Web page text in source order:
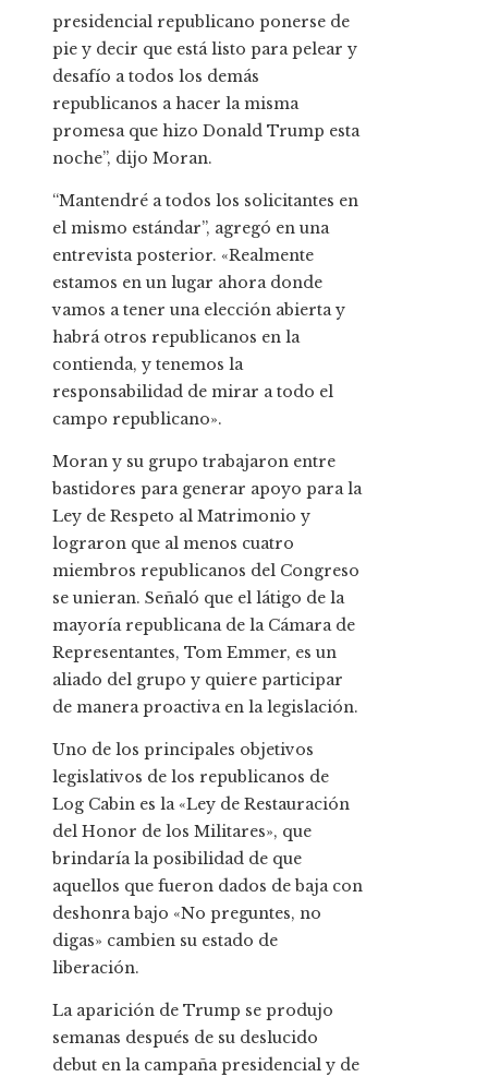
presidencial republicano ponerse de
pie y decir que está listo para pelear y
desafío a todos los demás
republicanos a hacer la misma
promesa que hizo Donald Trump esta
noche”, dijo Moran.
“Mantendré a todos los solicitantes en
el mismo estándar”, agregó en una
entrevista posterior. «Realmente
estamos en un lugar ahora donde
vamos a tener una elección abierta y
habrá otros republicanos en la
contienda, y tenemos la
responsabilidad de mirar a todo el
campo republicano».
Moran y su grupo trabajaron entre
bastidores para generar apoyo para la
Ley de Respeto al Matrimonio y
lograron que al menos cuatro
miembros republicanos del Congreso
se unieran. Señaló que el látigo de la
mayoría republicana de la Cámara de
Representantes, Tom Emmer, es un
aliado del grupo y quiere participar
de manera proactiva en la legislación.
Uno de los principales objetivos
legislativos de los republicanos de
Log Cabin es la «Ley de Restauración
del Honor de los Militares», que
brindaría la posibilidad de que
aquellos que fueron dados de baja con
deshonra bajo «No preguntes, no
digas» cambien su estado de
liberación.
La aparición de Trump se produjo
semanas después de su deslucido
debut en la campaña presidencial y de